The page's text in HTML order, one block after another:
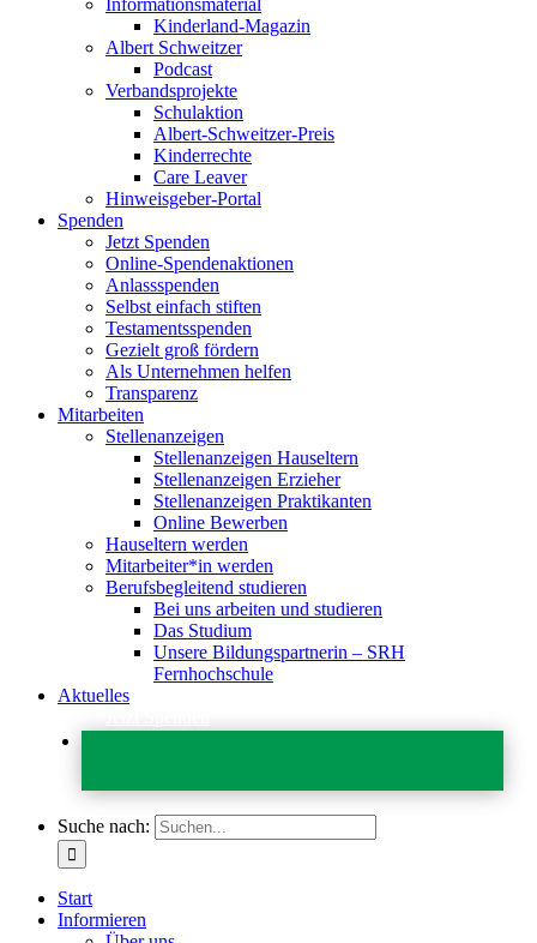
Informationsmaterial
Kinderland-Magazin
Albert Schweitzer
Podcast
Verbandsprojekte
Schulaktion
Albert-Schweitzer-Preis
Kinderrechte
Care Leaver
Hinweisgeber-Portal
Spenden
Jetzt Spenden
Online-Spendenaktionen
Anlassspenden
Selbst einfach stiften
Testamentsspenden
Gezielt groß fördern
Als Unternehmen helfen
Transparenz
Mitarbeiten
Stellenanzeigen
Stellenanzeigen Hauseltern
Stellenanzeigen Erzieher
Stellenanzeigen Praktikanten
Online Bewerben
Hauseltern werden
Mitarbeiter*in werden
Berufsbegleitend studieren
Bei uns arbeiten und studieren
Das Studium
Unsere Bildungspartnerin – SRH
Fernhochschule
Aktuelles
Suche nach:
Start
Informieren